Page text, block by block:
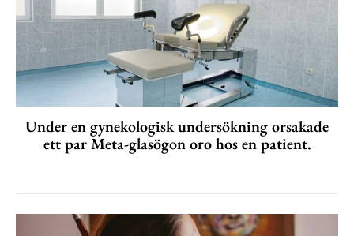
Under en gynekologisk undersökning orsakade
ett par Meta-glasögon oro hos en patient.